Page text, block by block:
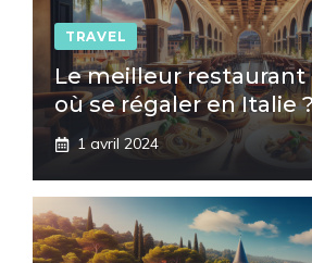
TRAVEL
Le meilleur restaurant
où se régaler en Italie
1 avril 2024